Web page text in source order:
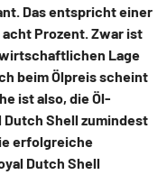
Das entspricht einer
Prozent. Zwar ist
Lage
beim Ölpreis scheint
ist also, die Öl-
Dutch Shell zumindest
erfolgreiche
Dutch Shell